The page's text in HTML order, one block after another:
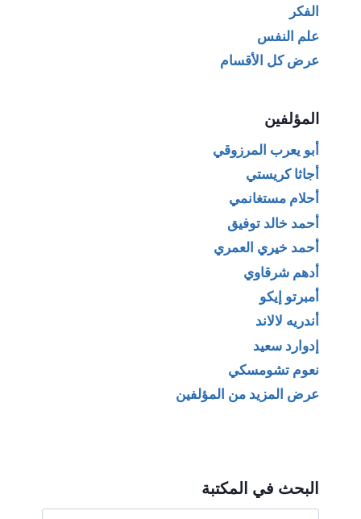
الفكر
علم النفس
عرض كل الأقسام
المؤلفين
أبو يعرب المرزوقي
أجاثا كريستي
أحلام مستغانمي
أحمد خالد توفيق
أحمد خيري العمري
أدهم شرقاوي
أمبرتو إيكو
أندريه لالاند
إدوارد سعيد
نعوم تشومسكي
عرض المزيد من المؤلفين
البحث في المكتبة